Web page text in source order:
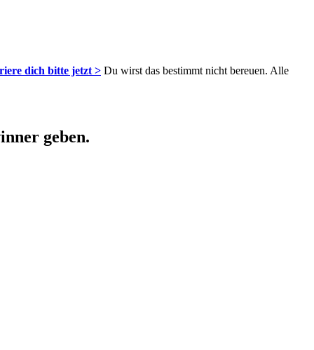
dich bitte jetzt > Du wirst das bestimmt nicht bereuen. Alle
geben.